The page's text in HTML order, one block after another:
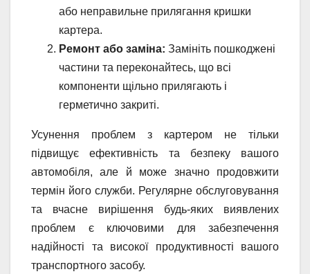
або неправильне прилягання кришки
картера.
Ремонт або заміна: Замініть пошкоджені
частини та переконайтесь, що всі
компоненти щільно прилягають і
герметично закриті.
Усунення проблем з картером не тільки
підвищує ефективність та безпеку вашого
автомобіля, але й може значно продовжити
термін його служби. Регулярне обслуговування
та вчасне вирішення будь-яких виявлених
проблем є ключовими для забезпечення
надійності та високої продуктивності вашого
транспортного засобу.